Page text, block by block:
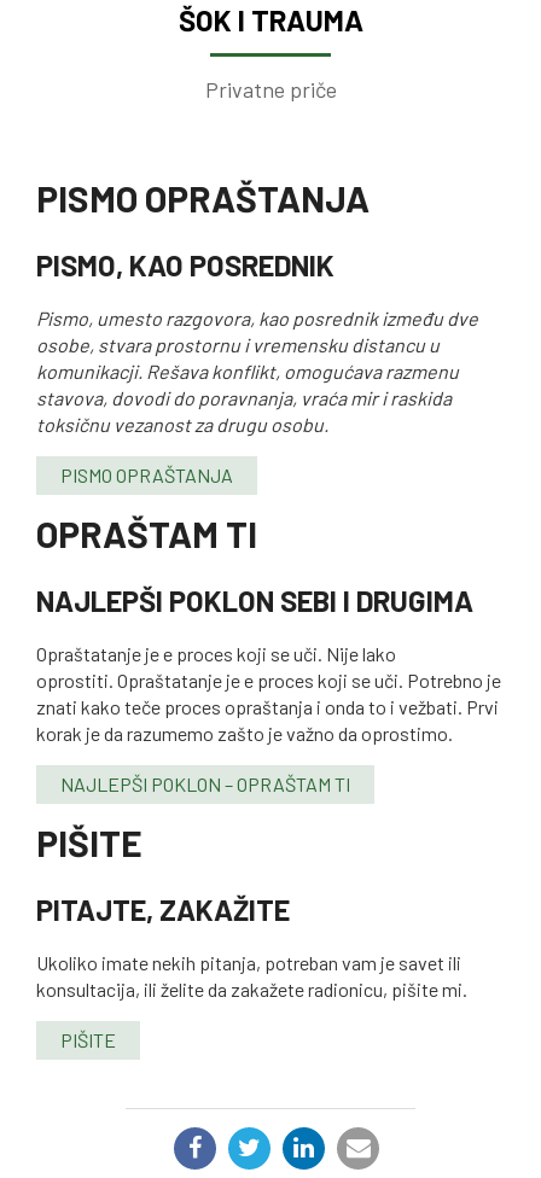
ŠOK I TRAUMA
Privatne priče
PISMO OPRAŠTANJA
PISMO, KAO POSREDNIK
Pismo, umesto razgovora, kao posrednik između dve
osobe, stvara prostornu i vremensku distancu u
komunikacji. Rešava konflikt, omogućava razmenu
stavova, dovodi do poravnanja, vraća mir i raskida
toksičnu vezanost za drugu osobu.
PISMO OPRAŠTANJA
OPRAŠTAM TI
NAJLEPŠI POKLON SEBI I DRUGIMA
Opraštatanje je e proces koji se uči. Nije lako
oprostiti. Opraštatanje je e proces koji se uči. Potrebno je
znati kako teče proces opraštanja i onda to i vežbati. Prvi
korak je da razumemo zašto je važno da oprostimo.
NAJLEPŠI POKLON – OPRAŠTAM TI
PIŠITE
PITAJTE, ZAKAŽITE
Ukoliko imate nekih pitanja, potreban vam je savet ili
konsultacija, ili želite da zakažete radionicu, pišite mi.
PIŠITE
PODELI: